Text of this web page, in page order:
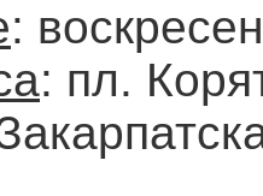
:
: пл.